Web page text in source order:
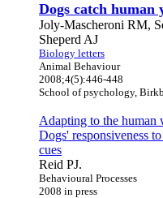
Dogs catch human
Joly-Mascheroni RM,
Sheperd AJ
Biology letters
Animal Behaviour
2008;4(5):446-448
School of psychology,
Adapting to the human
Dogs' responsiveness
cues
Reid PJ.
Behavioural Processes
2008 in press